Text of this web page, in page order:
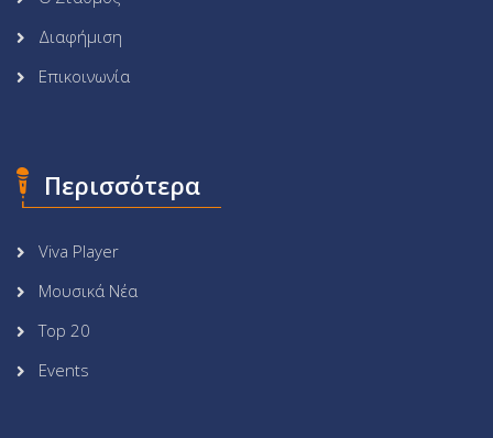
Διαφήμιση
Επικοινωνία
Περισσότερα
Viva Player
Μουσικά Νέα
Top 20
Events